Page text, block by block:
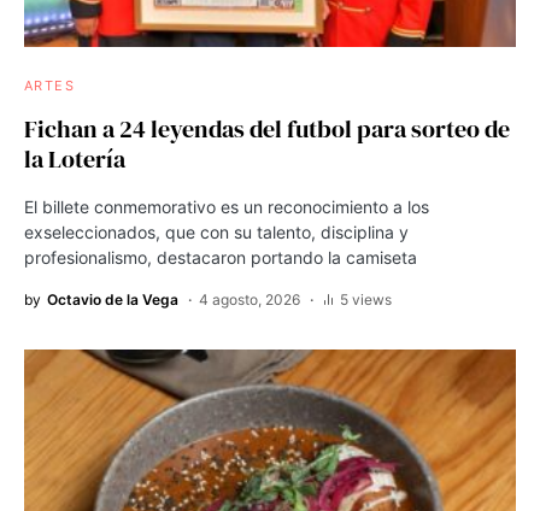
ARTES
Fichan a 24 leyendas del futbol para sorteo de
la Lotería
El billete conmemorativo es un reconocimiento a los
exseleccionados, que con su talento, disciplina y
profesionalismo, destacaron portando la camiseta
by Octavio de la Vega 4 agosto, 2026 5 views